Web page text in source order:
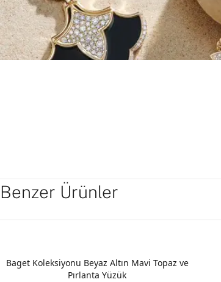
Benzer Ürünler
YENI
Baget Koleksiyonu Beyaz Altın Mavi Topaz ve
Pırlanta Yüzük